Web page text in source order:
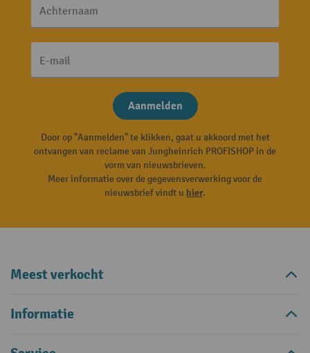
Achternaam
E-mail
Aanmelden
Door op "Aanmelden" te klikken, gaat u akkoord met het
ontvangen van reclame van Jungheinrich PROFISHOP in de
vorm van nieuwsbrieven.
Meer informatie over de gegevensverwerking voor de
nieuwsbrief vindt u hier.
Meest verkocht
Informatie